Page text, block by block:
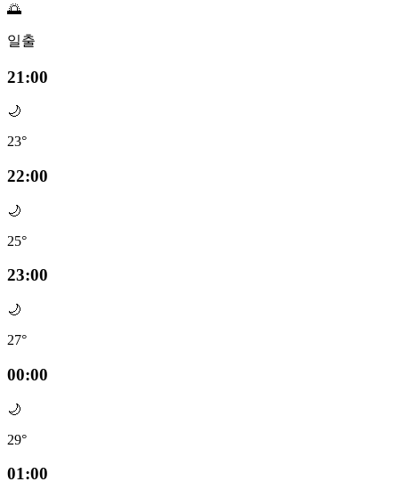
🌅
일출
21:00
🌙
23°
22:00
🌙
25°
23:00
🌙
27°
00:00
🌙
29°
01:00